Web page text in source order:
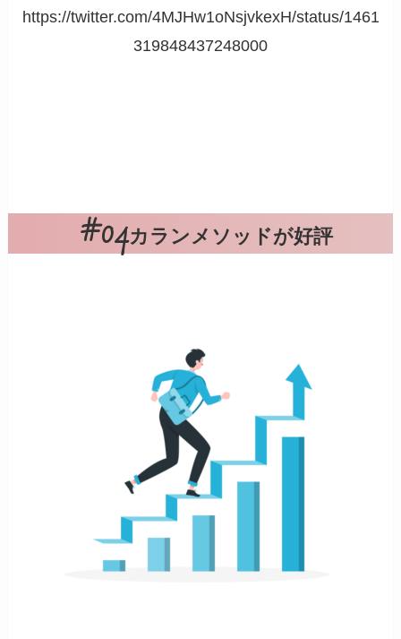
https://twitter.com/4MJHw1oNsjvkexH/status/1461
319848437248000
カランメソッドが好評